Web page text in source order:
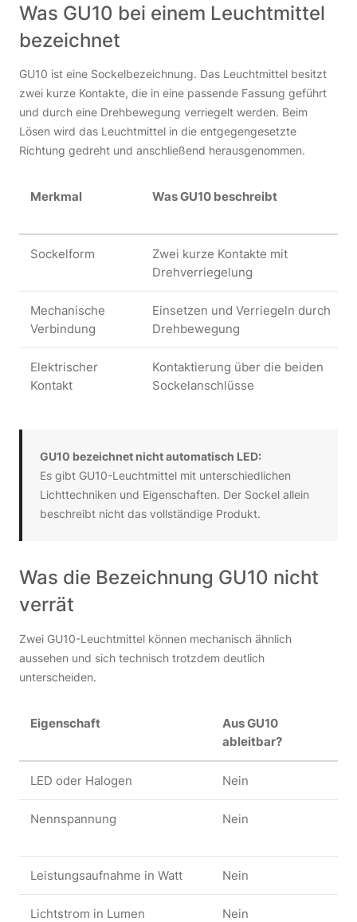
Was GU10 bei einem Leuchtmittel
bezeichnet
GU10 ist eine Sockelbezeichnung. Das Leuchtmittel besitzt
zwei kurze Kontakte, die in eine passende Fassung geführt
und durch eine Drehbewegung verriegelt werden. Beim
Lösen wird das Leuchtmittel in die entgegengesetzte
Richtung gedreht und anschließend herausgenommen.
Merkmal Was GU10 beschreibt
Sockelform
Zwei kurze Kontakte mit
Drehverriegelung
Mechanische
Verbindung
Einsetzen und Verriegeln durch
Drehbewegung
Elektrischer
Kontakt
Kontaktierung über die beiden
Sockelanschlüsse
GU10 bezeichnet nicht automatisch LED:
Es gibt GU10-Leuchtmittel mit unterschiedlichen
Lichttechniken und Eigenschaften. Der Sockel allein
beschreibt nicht das vollständige Produkt.
Was die Bezeichnung GU10 nicht
verrät
Zwei GU10-Leuchtmittel können mechanisch ähnlich
aussehen und sich technisch trotzdem deutlich
unterscheiden.
Eigenschaft
Aus GU10
ableitbar?
LED oder Halogen Nein
Nennspannung Nein
Leistungsaufnahme in Watt Nein
Lichtstrom in Lumen Nein